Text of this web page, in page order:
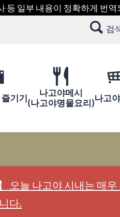
등 일부 내용이 정확하게 번
검
즐기기
나고야메시
(나고야명물요리)나고
오늘 나고야 시내는 매
다.